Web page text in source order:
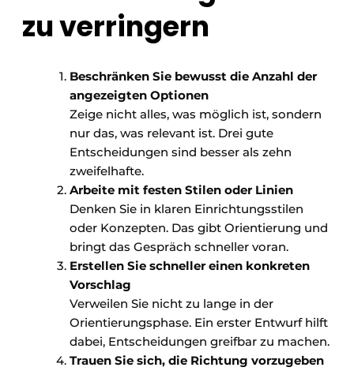
zu verringern
Beschränken Sie bewusst die Anzahl der
angezeigten Optionen
Zeige nicht alles, was möglich ist, sondern
nur das, was relevant ist. Drei gute
Entscheidungen sind besser als zehn
zweifelhafte.
Arbeite mit festen Stilen oder Linien
Denken Sie in klaren Einrichtungsstilen
oder Konzepten. Das gibt Orientierung und
bringt das Gespräch schneller voran.
Erstellen Sie schneller einen konkreten
Vorschlag
Verweilen Sie nicht zu lange in der
Orientierungsphase. Ein erster Entwurf hilft
dabei, Entscheidungen greifbar zu machen.
Trauen Sie sich, die Richtung vorzugeben